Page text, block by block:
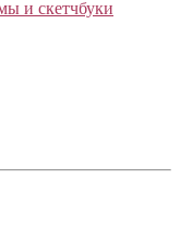
и скетчбуки